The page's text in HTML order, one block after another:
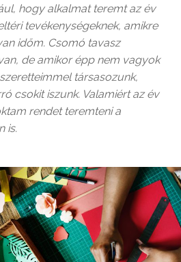
hogy alkalmat teremt az év
tevékenységeknek, amikre
időm. Csomó tavasz
de amikor épp nem vagyok
társasozunk,
csokit iszunk. Valamiért az év
rendet teremteni a
is.